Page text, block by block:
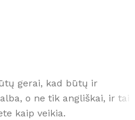
gerai, kad būtų ir
o ne tik angliškai, ir tai
kaip veikia.